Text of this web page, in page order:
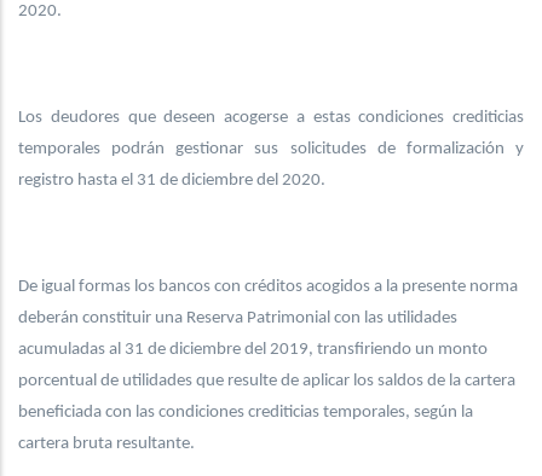
2020.
Los deudores que deseen acogerse a estas condiciones crediticias
temporales podrán gestionar sus solicitudes de formalización y
registro hasta el 31 de diciembre del 2020.
De igual formas los bancos con créditos acogidos a la presente norma
deberán constituir una Reserva Patrimonial con las utilidades
acumuladas al 31 de diciembre del 2019, transfiriendo un monto
porcentual de utilidades que resulte de aplicar los saldos de la cartera
beneficiada con las condiciones crediticias temporales, según la
cartera bruta resultante.